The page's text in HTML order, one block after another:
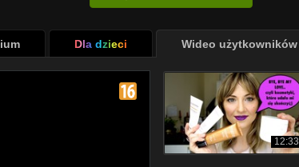
Dla dzieci Wideo użytkowników
12:33